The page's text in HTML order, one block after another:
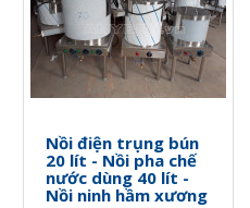
Nồi điện trụng bún
20 lít - Nồi pha chế
nước dùng 40 lít -
Nồi ninh hầm xương